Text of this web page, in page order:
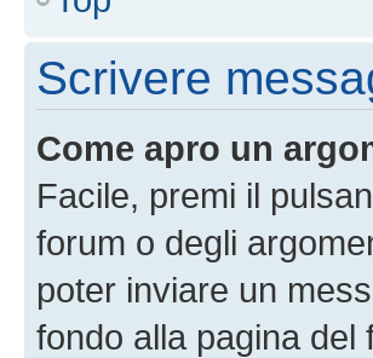
Scrivere
Come apro un
Facile, premi il
forum o degli
poter inviare un
fondo alla pagina del